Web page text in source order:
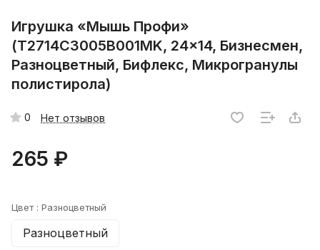
Игрушка «Мышь Профи»
(T2714C3005B001MK, 24x14, Бизнесмен,
Разноцветный, Бифлекс, Микрогранулы
полистирола)
0 Нет отзывов
265 ₽
Цвет : Разноцветный
Разноцветный